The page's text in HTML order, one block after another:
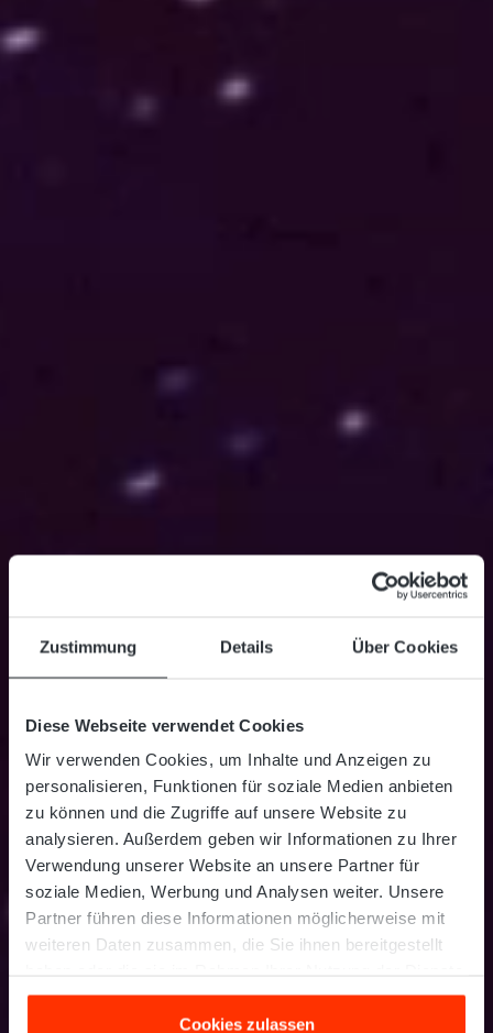
Zustimmung Details Über Cookies
Diese Webseite verwendet Cookies
Wir verwenden Cookies, um Inhalte und Anzeigen zu
personalisieren, Funktionen für soziale Medien anbieten
zu können und die Zugriffe auf unsere Website zu
analysieren. Außerdem geben wir Informationen zu Ihrer
Verwendung unserer Website an unsere Partner für
soziale Medien, Werbung und Analysen weiter. Unsere
Partner führen diese Informationen möglicherweise mit
weiteren Daten zusammen, die Sie ihnen bereitgestellt
gesammelt haben.
Cookies zulassen